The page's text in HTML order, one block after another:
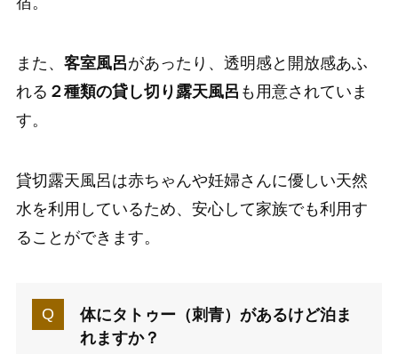
また、 客室風呂があったり、透明感と開放感あふ
れる ２種類の貸し切り露天風呂 も用意されていま
す。
貸切露天風呂は赤ちゃんや妊婦さんに優しい天然
水を利用しているため、安心して家族でも利用す
ることができます。
体にタトゥー（刺青）があるけど泊ま
れますか？